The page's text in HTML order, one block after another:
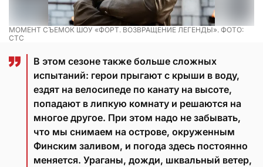
МОМЕНТ СЪЕМОК ШОУ «ФОРТ. ВОЗВРАЩЕНИЕ ЛЕГЕНДЫ». ФОТО:
СТС
В этом сезоне также больше сложных
испытаний: герои прыгают с крыши в воду,
ездят на велосипеде по канату на высоте,
попадают в липкую комнату и решаются на
многое другое. При этом надо не забывать,
что мы снимаем на острове, окруженным
Финским заливом, и погода здесь постоянно
меняется. Ураганы, дожди, шквальный ветер,